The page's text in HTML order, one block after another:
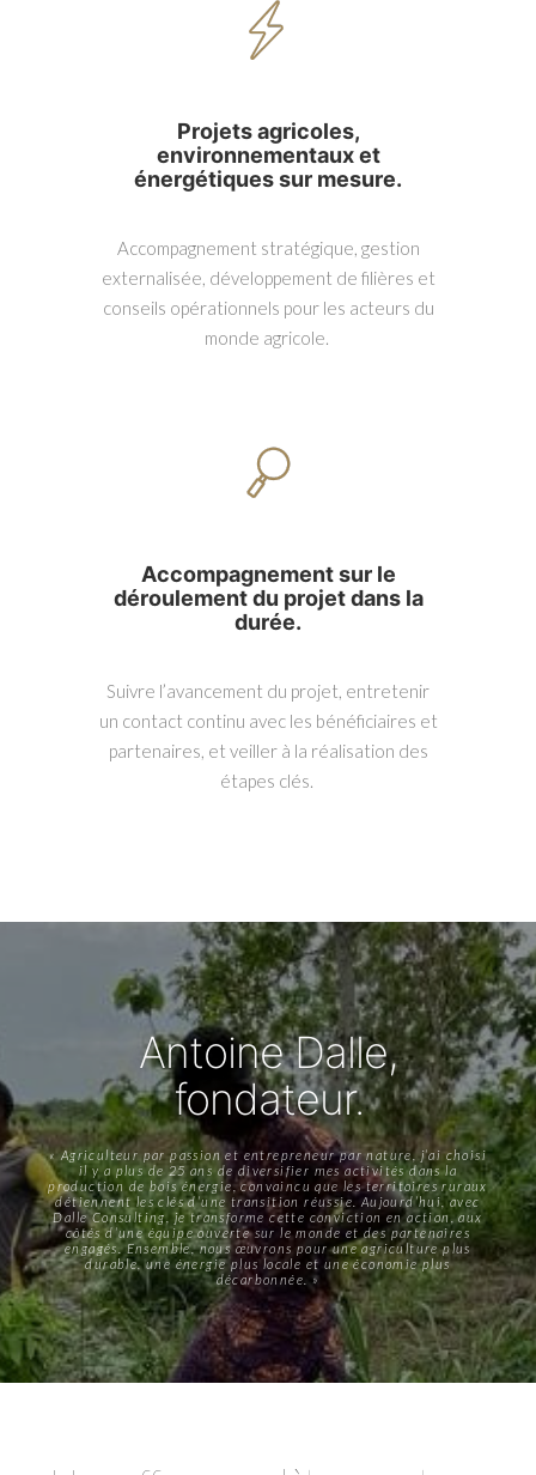
Projets agricoles,
environnementaux et
énergétiques sur mesure.
Accompagnement stratégique, gestion
externalisée, développement de filières et
conseils opérationnels pour les acteurs du
monde agricole.
Accompagnement sur le
déroulement du projet dans la
durée.
Suivre l’avancement du projet, entretenir
un contact continu avec les bénéficiaires et
partenaires, et veiller à la réalisation des
étapes clés.
Antoine Dalle,
fondateur.
« Agriculteur par passion et entrepreneur par nature, j’ai choisi
il y a plus de 25 ans de diversifier mes activités dans la
production de bois énergie, convaincu que les territoires ruraux
détiennent les clés d’une transition réussie. Aujourd’hui, avec
Dalle Consulting, je transforme cette conviction en action, aux
côtés d’une équipe ouverte sur le monde et des partenaires
engagés. Ensemble, nous œuvrons pour une agriculture plus
durable, une énergie plus locale et une économie plus
décarbonnée. »